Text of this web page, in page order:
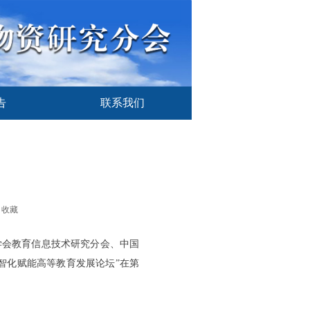
联系我们
教育信息技术研究分会、中国
化赋能高等教育发展论坛”在第
收藏